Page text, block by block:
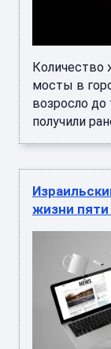
Количество
мосты в
возросло
получили
жизни пяти